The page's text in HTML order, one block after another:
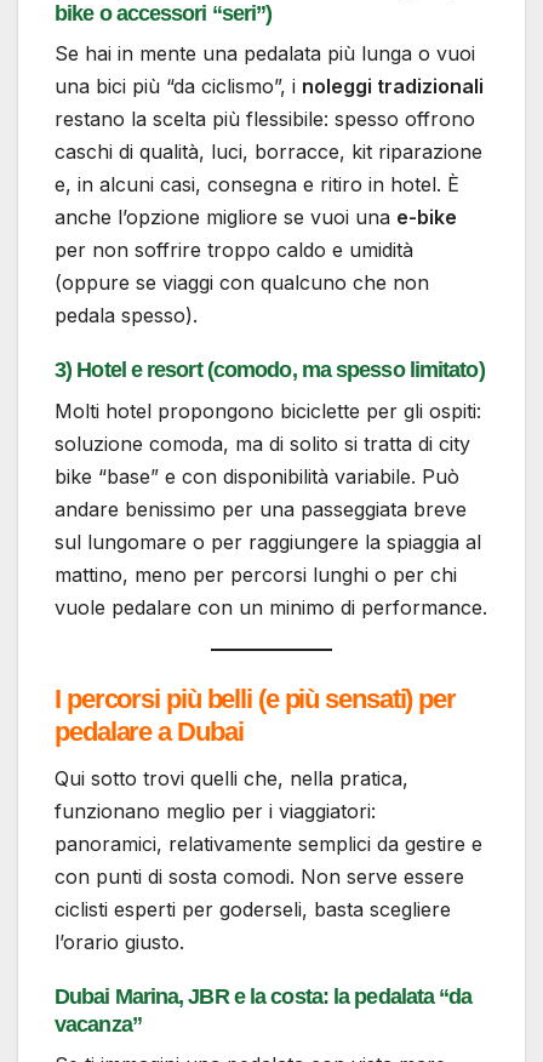
bike o accessori “seri”)
Se hai in mente una pedalata più lunga o vuoi
una bici più “da ciclismo”, i noleggi tradizionali
restano la scelta più flessibile: spesso offrono
caschi di qualità, luci, borracce, kit riparazione
e, in alcuni casi, consegna e ritiro in hotel. È
anche l’opzione migliore se vuoi una e-bike
per non soffrire troppo caldo e umidità
(oppure se viaggi con qualcuno che non
pedala spesso).
3) Hotel e resort (comodo, ma spesso limitato)
Molti hotel propongono biciclette per gli ospiti:
soluzione comoda, ma di solito si tratta di city
bike “base” e con disponibilità variabile. Può
andare benissimo per una passeggiata breve
sul lungomare o per raggiungere la spiaggia al
mattino, meno per percorsi lunghi o per chi
vuole pedalare con un minimo di performance.
I percorsi più belli (e più sensati) per
pedalare a Dubai
Qui sotto trovi quelli che, nella pratica,
funzionano meglio per i viaggiatori:
panoramici, relativamente semplici da gestire e
con punti di sosta comodi. Non serve essere
ciclisti esperti per goderseli, basta scegliere
l’orario giusto.
Dubai Marina, JBR e la costa: la pedalata “da
vacanza”